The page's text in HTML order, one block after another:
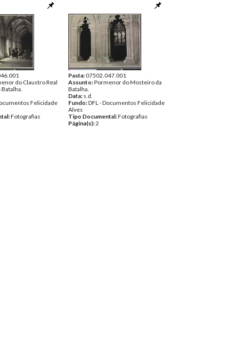
do Claustro Real
Felicidade
Fotografias
Pasta:07502.047.001
Assunto:Pormenor do Mosteiro da
Batalha.
Data: s.d.
Fundo:DFL - Documentos Felicidade
Alves
Tipo Documental:Fotografias
Página(s):2